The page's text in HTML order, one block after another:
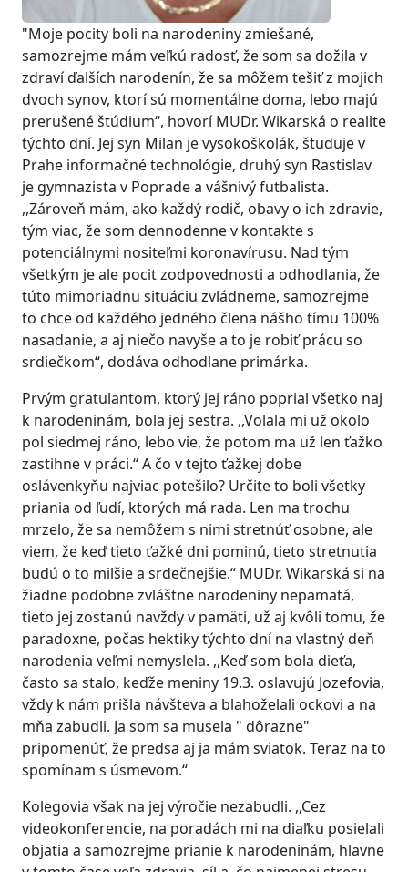
"Moje pocity boli na narodeniny zmiešané,
samozrejme mám veľkú radosť, že som sa dožila v
zdraví ďalších narodenín, že sa môžem tešiť z mojich
dvoch synov, ktorí sú momentálne doma, lebo majú
prerušené štúdium“, hovorí MUDr. Wikarská o realite
týchto dní. Jej syn Milan je vysokoškolák, študuje v
Prahe informačné technológie, druhý syn Rastislav
je gymnazista v Poprade a vášnivý futbalista.
,,Zároveň mám, ako každý rodič, obavy o ich zdravie,
tým viac, že som dennodenne v kontakte s
potenciálnymi nositeľmi koronavírusu. Nad tým
všetkým je ale pocit zodpovednosti a odhodlania, že
túto mimoriadnu situáciu zvládneme, samozrejme
to chce od každého jedného člena nášho tímu 100%
nasadanie, a aj niečo navyše a to je robiť prácu so
srdiečkom“, dodáva odhodlane primárka.
Prvým gratulantom, ktorý jej ráno poprial všetko naj
k narodeninám, bola jej sestra. ,,Volala mi už okolo
pol siedmej ráno, lebo vie, že potom ma už len ťažko
zastihne v práci.“ A čo v tejto ťažkej dobe
oslávenkyňu najviac potešilo? Určite to boli všetky
priania od ľudí, ktorých má rada. Len ma trochu
mrzelo, že sa nemôžem s nimi stretnúť osobne, ale
viem, že keď tieto ťažké dni pominú, tieto stretnutia
budú o to milšie a srdečnejšie.“ MUDr. Wikarská si na
žiadne podobne zvláštne narodeniny nepamätá,
tieto jej zostanú navždy v pamäti, už aj kvôli tomu, že
paradoxne, počas hektiky týchto dní na vlastný deň
narodenia veľmi nemyslela. ,,Keď som bola dieťa,
často sa stalo, keďže meniny 19.3. oslavujú Jozefovia,
vždy k nám prišla návšteva a blahoželali ockovi a na
mňa zabudli. Ja som sa musela " dôrazne"
pripomenúť, že predsa aj ja mám sviatok. Teraz na to
spomínam s úsmevom.“
Kolegovia však na jej výročie nezabudli. ,,Cez
videokonferencie, na poradách mi na diaľku posielali
objatia a samozrejme prianie k narodeninám, hlavne